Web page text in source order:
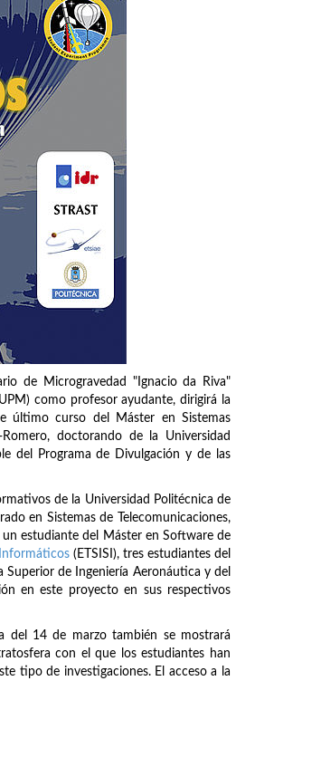
de Microgravedad "Ignacio da Riva"
como profesor ayudante, dirigirá la
último curso del Máster en Sistemas
doctorando de la Universidad
del Programa de Divulgación y de las
de la Universidad Politécnica de
en Sistemas de Telecomunicaciones,
un estudiante del Máster en Software de
(ETSISI), tres estudiantes del
Superior de Ingeniería Aeronáutica y del
en este proyecto en sus respectivos
del 14 de marzo también se mostrará
con el que los estudiantes han
tipo de investigaciones. El acceso a la